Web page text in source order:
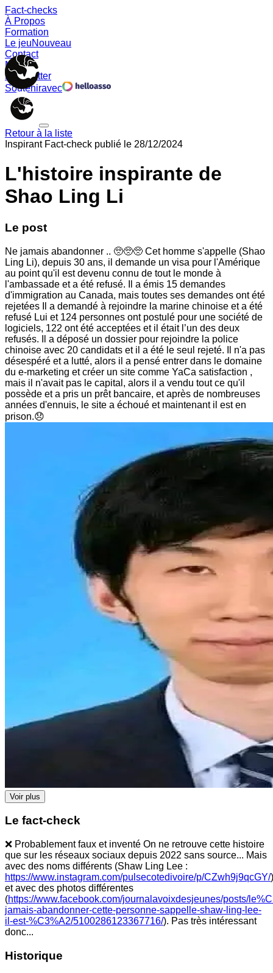
Fact-checks
À Propos
Formation
Le jeuNouveau
Contact
Memes
Newsletter
Souteniravec
Retour à la liste
InspirantFact-check publié le 28/12/2024
L'histoire inspirante de
Shao Ling Li
Le post
Ne jamais abandonner .. 🥺🥺🥺 Cet homme s'appelle (Shao
Ling Li), depuis 30 ans, il demande un visa pour l'Amérique
au point qu'il est devenu connu de tout le monde à
l'ambassade et a été refusé. Il a émis 15 demandes
d'immigration au Canada, mais toutes ses demandes ont été
rejetées Il a demandé à rejoindre la marine chinoise et a été
refusé Lui et 124 personnes ont postulé pour une société de
logiciels, 122 ont été acceptées et il était l’un des deux
refusés. Il a déposé un dossier pour rejoindre la police
chinoise avec 20 candidats et il a été le seul rejeté. Il n'a pas
désespéré et a lutté, alors il a pensé entrer dans le domaine
du e-marketing et créer un site comme YaCa satisfaction ,
mais il n'avait pas le capital, alors il a vendu tout ce qu'il
possède et a pris un prêt bancaire, et après de nombreuses
années d'ennuis, le site a échoué et maintenant il est en
prison.😞
Voir plus
Le fact-check
❌ Probablement faux et inventé On ne retrouve cette histoire
que sur les réseaux sociaux depuis 2022 sans source... Mais
avec des noms différents (Shaw Ling Lee :
https://www.instagram.com/pulsecotedivoire/p/CZwh9j9qcGY/)
et avec des photos différentes
(https://www.facebook.com/journalavoixdesjeunes/posts/
jamais-abandonner-cette-personne-sappelle-shaw-ling-lee-
il-est-%C3%A2/5100286123367716/). Pas très intéressant
donc...
Historique